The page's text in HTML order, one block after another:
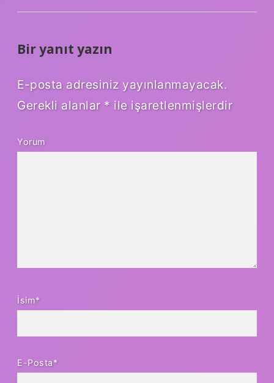
Bir yanıt yazın
E-posta adresiniz yayınlanmayacak.
Gerekli alanlar * ile işaretlenmişlerdir
Yorum
İsim*
E-Posta*